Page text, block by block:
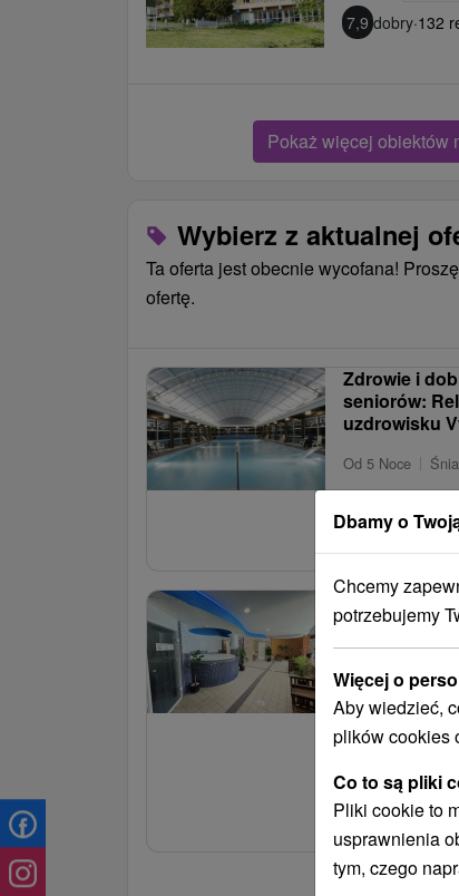
7,9 dobry·132
Pokaż więcej obiektów
Wybierz z aktualnej
Ta oferta jest obecnie wycofana!
ofertę.
Zdrowie i
seniorów:
uzdrowisku
Od 5 Noce
Zabiegi
idealny pobyt dla
Magia
w
Rużbach
Od 2 Noce
Cena pobytu
Wellness i
wejść zależy od
noclegowego.
Dbamy o
Chcemy
potrzebujemy
Więcej o
Aby wiedzieć,
plików cookies
Co to są pliki
Pliki cookie to
usprawnienia
tym, czego